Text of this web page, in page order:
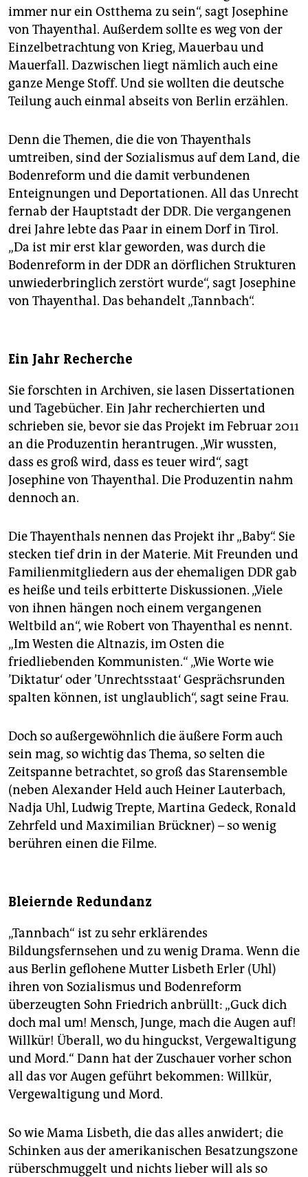
immer nur ein Ostthema zu sein“, sagt Josephine
von Thayenthal. Außerdem sollte es weg von der
Einzelbetrachtung von Krieg, Mauerbau und
Mauerfall. Dazwischen liegt nämlich auch eine
ganze Menge Stoff. Und sie wollten die deutsche
Teilung auch einmal abseits von Berlin erzählen.
Denn die Themen, die die von Thayenthals
umtreiben, sind der Sozialismus auf dem Land, die
Bodenreform und die damit verbundenen
Enteignungen und Deportationen. All das Unrecht
fernab der Hauptstadt der DDR. Die vergangenen
drei Jahre lebte das Paar in einem Dorf in Tirol.
„Da ist mir erst klar geworden, was durch die
Bodenreform in der DDR an dörflichen Strukturen
unwiederbringlich zerstört wurde“, sagt Josephine
von Thayenthal. Das behandelt „Tannbach“.
Ein Jahr Recherche
Sie forschten in Archiven, sie lasen Dissertationen
und Tagebücher. Ein Jahr recherchierten und
schrieben sie, bevor sie das Projekt im Februar 2011
an die Produzentin herantrugen. „Wir wussten,
dass es groß wird, dass es teuer wird“, sagt
Josephine von Thayenthal. Die Produzentin nahm
dennoch an.
Die Thayenthals nennen das Projekt ihr „Baby“. Sie
stecken tief drin in der Materie. Mit Freunden und
Familienmitgliedern aus der ehemaligen DDR gab
es heiße und teils erbitterte Diskussionen. „Viele
von ihnen hängen noch einem vergangenen
Weltbild an“, wie Robert von Thayenthal es nennt.
„Im Westen die Altnazis, im Osten die
friedliebenden Kommunisten.“ „Wie Worte wie
’Diktatur‘ oder ’Unrechtsstaat‘ Gesprächsrunden
spalten können, ist unglaublich“, sagt seine Frau.
Doch so außergewöhnlich die äußere Form auch
sein mag, so wichtig das Thema, so selten die
Zeitspanne betrachtet, so groß das Starensemble
(neben Alexander Held auch Heiner Lauterbach,
Nadja Uhl, Ludwig Trepte, Martina Gedeck, Ronald
Zehrfeld und Maximilian Brückner) – so wenig
berühren einen die Filme.
Bleiernde Redundanz
„Tannbach“ ist zu sehr erklärendes
Bildungsfernsehen und zu wenig Drama. Wenn die
aus Berlin geflohene Mutter Lisbeth Erler (Uhl)
ihren von Sozialismus und Bodenreform
überzeugten Sohn Friedrich anbrüllt: „Guck dich
doch mal um! Mensch, Junge, mach die Augen auf!
Willkür! Überall, wo du hinguckst, Vergewaltigung
und Mord.“ Dann hat der Zuschauer vorher schon
all das vor Augen geführt bekommen: Willkür,
Vergewaltigung und Mord.
So wie Mama Lisbeth, die das alles anwidert; die
Schinken aus der amerikanischen Besatzungszone
rüberschmuggelt und nichts lieber will als so